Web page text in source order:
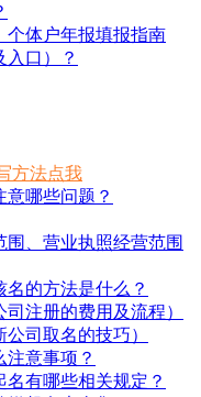
个体户年报填报指南
入口）？
方法点我
哪些问题？
、营业执照经营范围
的方法是什么？
注册的费用及流程）
司取名的技巧）
意事项？
有哪些相关规定？